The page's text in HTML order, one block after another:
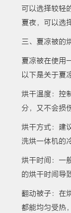
可以选择较轻
夏夜，可以选
三、夏凉被的
夏凉被在使用
以下是关于夏
烘干温度：控
分，又不会损
烘干方式：建
洗烘一体机的
烘干时间：一
的烘干时间导
翻动被子：在
都能均匀受热